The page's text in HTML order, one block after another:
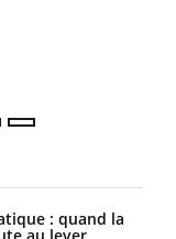
: quand la